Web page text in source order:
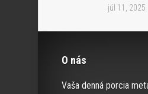
júl 11, 2025
O nás
Vaša denná porcia